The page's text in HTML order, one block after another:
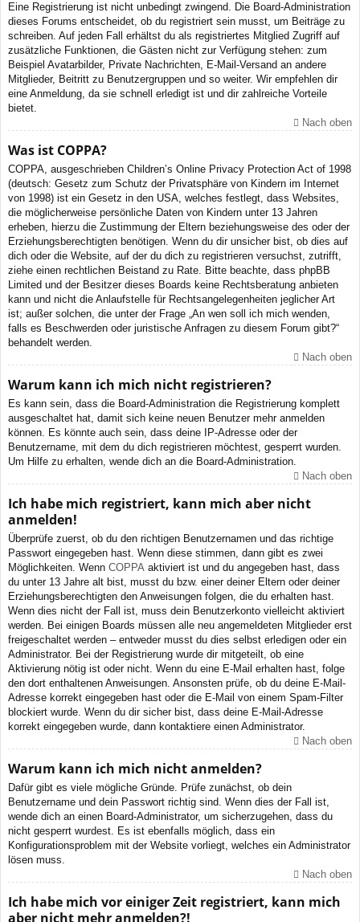
Eine Registrierung ist nicht unbedingt zwingend. Die Board-Administration
dieses Forums entscheidet, ob du registriert sein musst, um Beiträge zu
schreiben. Auf jeden Fall erhältst du als registriertes Mitglied Zugriff auf
zusätzliche Funktionen, die Gästen nicht zur Verfügung stehen: zum
Beispiel Avatarbilder, Private Nachrichten, E-Mail-Versand an andere
Mitglieder, Beitritt zu Benutzergruppen und so weiter. Wir empfehlen dir
eine Anmeldung, da sie schnell erledigt ist und dir zahlreiche Vorteile
bietet.
Nach oben
Was ist COPPA?
COPPA, ausgeschrieben Children’s Online Privacy Protection Act of 1998
(deutsch: Gesetz zum Schutz der Privatsphäre von Kindern im Internet
von 1998) ist ein Gesetz in den USA, welches festlegt, dass Websites,
die möglicherweise persönliche Daten von Kindern unter 13 Jahren
erheben, hierzu die Zustimmung der Eltern beziehungsweise des oder der
Erziehungsberechtigten benötigen. Wenn du dir unsicher bist, ob dies auf
dich oder die Website, auf der du dich zu registrieren versuchst, zutrifft,
ziehe einen rechtlichen Beistand zu Rate. Bitte beachte, dass phpBB
Limited und der Besitzer dieses Boards keine Rechtsberatung anbieten
kann und nicht die Anlaufstelle für Rechtsangelegenheiten jeglicher Art
ist; außer solchen, die unter der Frage „An wen soll ich mich wenden,
falls es Beschwerden oder juristische Anfragen zu diesem Forum gibt?“
behandelt werden.
Nach oben
Warum kann ich mich nicht registrieren?
Es kann sein, dass die Board-Administration die Registrierung komplett
ausgeschaltet hat, damit sich keine neuen Benutzer mehr anmelden
können. Es könnte auch sein, dass deine IP-Adresse oder der
Benutzername, mit dem du dich registrieren möchtest, gesperrt wurden.
Um Hilfe zu erhalten, wende dich an die Board-Administration.
Nach oben
Ich habe mich registriert, kann mich aber nicht
anmelden!
Überprüfe zuerst, ob du den richtigen Benutzernamen und das richtige
Passwort eingegeben hast. Wenn diese stimmen, dann gibt es zwei
Möglichkeiten. Wenn COPPA aktiviert ist und du angegeben hast, dass
du unter 13 Jahre alt bist, musst du bzw. einer deiner Eltern oder deiner
Erziehungsberechtigten den Anweisungen folgen, die du erhalten hast.
Wenn dies nicht der Fall ist, muss dein Benutzerkonto vielleicht aktiviert
werden. Bei einigen Boards müssen alle neu angemeldeten Mitglieder erst
freigeschaltet werden – entweder musst du dies selbst erledigen oder ein
Administrator. Bei der Registrierung wurde dir mitgeteilt, ob eine
Aktivierung nötig ist oder nicht. Wenn du eine E-Mail erhalten hast, folge
den dort enthaltenen Anweisungen. Ansonsten prüfe, ob du deine E-Mail-
Adresse korrekt eingegeben hast oder die E-Mail von einem Spam-Filter
blockiert wurde. Wenn du dir sicher bist, dass deine E-Mail-Adresse
korrekt eingegeben wurde, dann kontaktiere einen Administrator.
Nach oben
Warum kann ich mich nicht anmelden?
Dafür gibt es viele mögliche Gründe. Prüfe zunächst, ob dein
Benutzername und dein Passwort richtig sind. Wenn dies der Fall ist,
wende dich an einen Board-Administrator, um sicherzugehen, dass du
nicht gesperrt wurdest. Es ist ebenfalls möglich, dass ein
Konfigurationsproblem mit der Website vorliegt, welches ein Administrator
lösen muss.
Nach oben
Ich habe mich vor einiger Zeit registriert, kann mich
aber nicht mehr anmelden?!